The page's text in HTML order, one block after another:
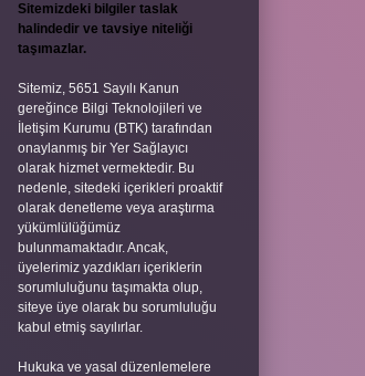
Sitemizdeki bilgiler taslak
halindedir ve tavsiye niteliği
taşımazlar.
Sitemiz, 5651 Sayılı Kanun
gereğince Bilgi Teknolojileri ve
İletişim Kurumu (BTK) tarafından
onaylanmış bir Yer Sağlayıcı
olarak hizmet vermektedir. Bu
nedenle, sitedeki içerikleri proaktif
olarak denetleme veya araştırma
yükümlülüğümüz
bulunmamaktadır. Ancak,
üyelerimiz yazdıkları içeriklerin
sorumluluğunu taşımakta olup,
siteye üye olarak bu sorumluluğu
kabul etmiş sayılırlar.
Hukuka ve yasal düzenlemelere